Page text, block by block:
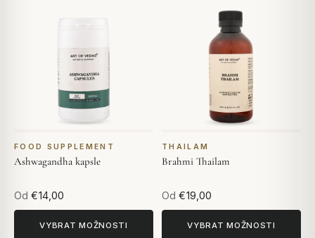
FOOD SUPPLEMENT
Ashwagandha kapsle
Od €14,00
VYBRAT MOŽNOSTI
THAILAM
Brahmi Thailam
Od €19,00
VYBRAT MOŽNOSTI